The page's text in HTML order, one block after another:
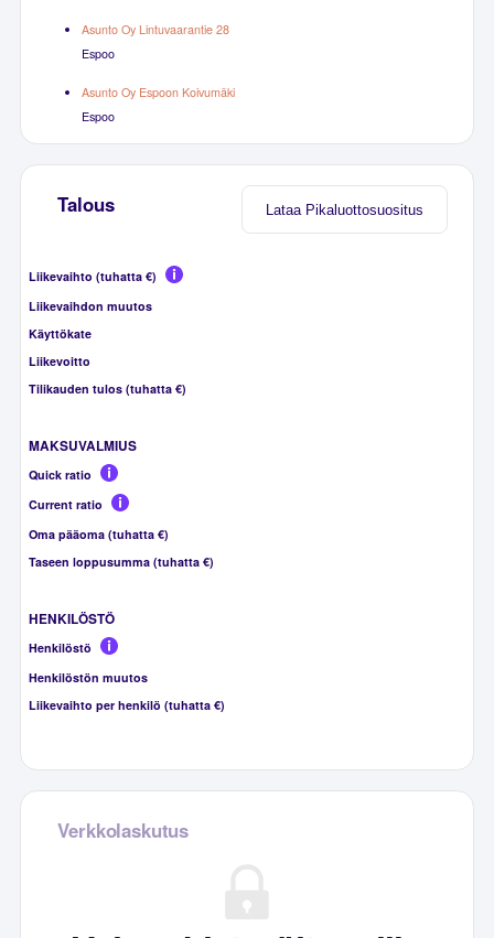
Asunto Oy Lintuvaarantie 28
Espoo
Asunto Oy Espoon Koivumäki
Espoo
Lataa Pikaluottosuositus
Talous
Liikevaihto (tuhatta €)
Liikevaihdon muutos
Käyttökate
Liikevoitto
Tilikauden tulos (tuhatta €)
MAKSUVALMIUS
Quick ratio
Current ratio
Oma pääoma (tuhatta €)
Taseen loppusumma (tuhatta €)
HENKILÖSTÖ
Henkilöstö
Henkilöstön muutos
Liikevaihto per henkilö (tuhatta €)
Verkkolaskutus